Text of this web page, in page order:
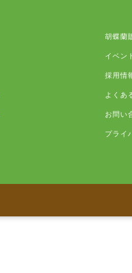
胡蝶蘭
イベン
採用情
よくあ
お問い
プライ